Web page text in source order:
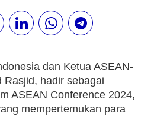
dan Ketua ASEAN-
Rasjid, hadir sebagai
ASEAN Conference 2024,
mempertemukan para